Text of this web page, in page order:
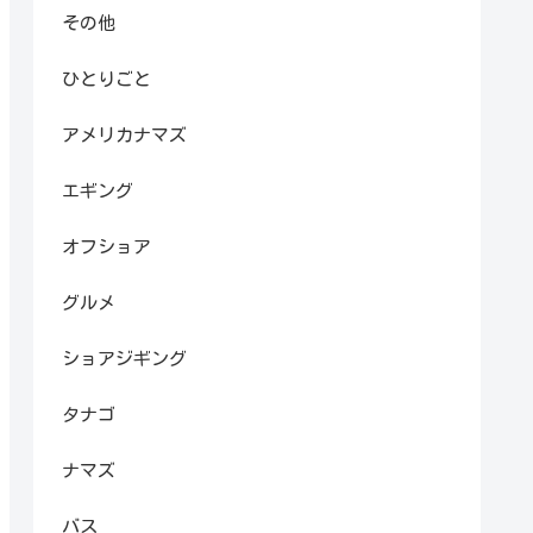
その他
ひとりごと
アメリカナマズ
エギング
オフショア
グルメ
ショアジギング
タナゴ
ナマズ
バス